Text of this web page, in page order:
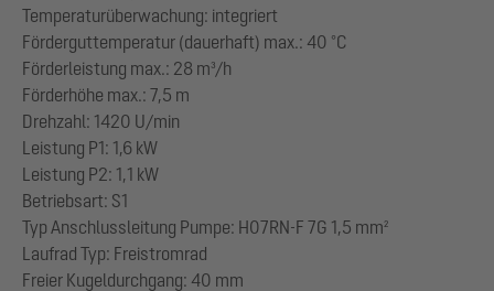
Temperaturüberwachung: integriert
Förderguttemperatur (dauerhaft) max.: 40 °C
Förderleistung max.: 28 m³/h
Förderhöhe max.: 7,5 m
Drehzahl: 1420 U/min
Leistung P1: 1,6 kW
Leistung P2: 1,1 kW
Betriebsart: S1
Typ Anschlussleitung Pumpe: H07RN-F 7G 1,5 mm²
Laufrad Typ: Freistromrad
Freier Kugeldurchgang: 40 mm